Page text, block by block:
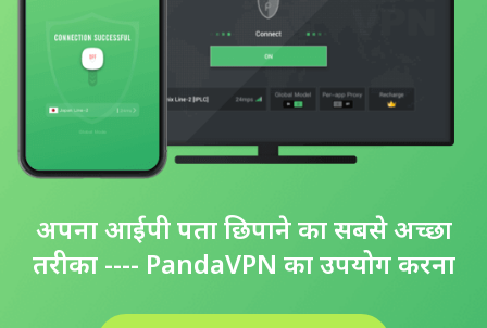
अपना आईपी पता छिपाने का सबसे अच्छा
तरीका ---- PandaVPN का उपयोग करना